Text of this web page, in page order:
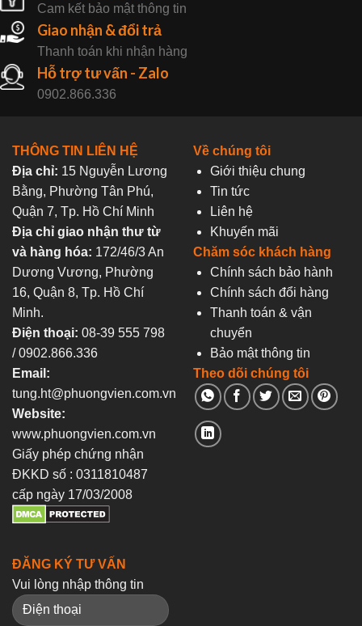
Cam kết bảo mật thông tin
Giao nhận & đổi trả
Thanh toán khi nhận hàng
Hỗ trợ tư vấn - Zalo
0902.866.336
THÔNG TIN LIÊN HỆ
Địa chỉ: 15 Nguyễn Lương
Bằng, Phường Tân Phú,
Quận 7, Tp. Hồ Chí Minh
Địa chỉ giao nhận thư từ
và hàng hóa: 172/46/3 An
Dương Vương, Phường
16, Quận 8, Tp. Hồ Chí
Minh.
Điện thoại: 08-39 555 798
/ 0902.866.336
Email:
tung.ht@phuongvien.com.vn
Website:
www.phuongvien.com.vn
Giấy phép chứng nhận
ĐKKD số : 0311810487
cấp ngày 17/03/2008
Về chúng tôi
Giới thiệu chung
Tin tức
Liên hệ
Khuyến mãi
Chăm sóc khách hàng
Chính sách bảo hành
Chính sách đổi hàng
Thanh toán & vận
chuyển
Bảo mật thông tin
Theo dõi chúng tôi
ĐĂNG KÝ TƯ VẤN
Vui lòng nhập thông tin